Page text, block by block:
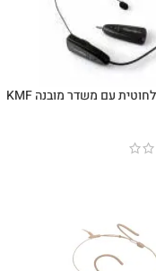
מדונה אלחוטית עם משדר מובנה KMF